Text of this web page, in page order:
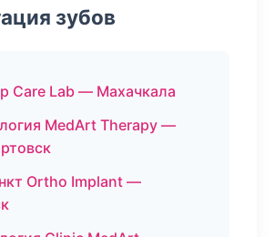
зубов
Care Lab — Махачкала
MedArt Therapy —
Ortho Implant —